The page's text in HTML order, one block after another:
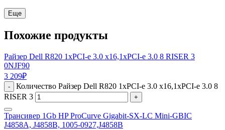
Еще
Похожие продукты
Райзер Dell R820 1xPCI-e 3.0 x16,1xPCI-e 3.0 8 RISER 3
0NJF90
3 209₽
-
Количество Райзер Dell R820 1xPCI-e 3.0 x16,1xPCI-e 3.0 8
RISER 3
+
Трансивер 1Gb HP ProCurve Gigabit-SX-LC Mini-GBIC
J4858A, J4858B, 1005-0927,J4858B